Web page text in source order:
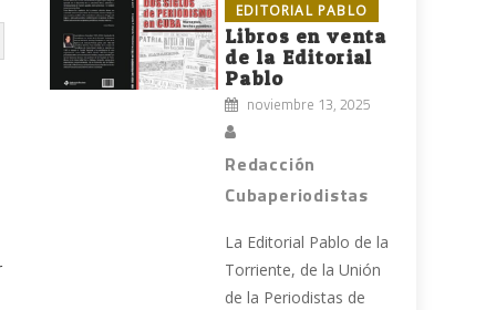
EDITORIAL PABLO
Libros en venta
de la Editorial
Pablo
noviembre 13, 2025
Redacción
Cubaperiodistas
La Editorial Pablo de la
Torriente, de la Unión
de la Periodistas de